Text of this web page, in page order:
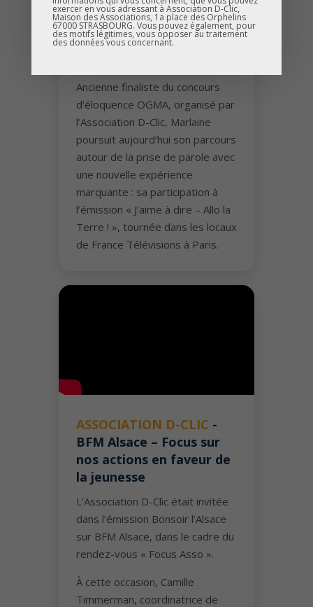
ASSOCIATION D-CLIC-
Redécouvrez le passage
de Marlaine dans « J’aime
Ancienne finaliste du concours
d’éloquence OGMA, organisé par
l’Association D-Clic, Marlaine
poursuit aujourd’hui son parcours
autour de la prise de parole avec
une nouvelle expérience
marquante : sa participation à
l’émission « J’aime à dire – Allo la
Terre ! », tournée dans les locaux
de France Télévisions à Paris.
ASSOCIATION D-CLIC -
BFM Alsace – Focus sur
nos actions en faveur de
la jeunesse
L’Association D-Clic était invitée
dans l’émission Bonsoir l’Alsace
sur BFM Alsace, dans le cadre du
rendez-vous « Focus Asso ».
À cette occasion, Camille
Timmerman, coordinatrice de
exercer en vous adressant à Association D-Clic,
Maison des Associations, 1a place des Orphelins
67000 STRASBOURG. Vous pouvez également, pour
des motifs légitimes, vous opposer au traitement
des données vous concernant.